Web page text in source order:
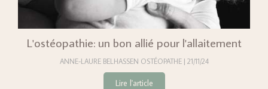
L'ostéopathie: un bon allié pour l'allaitement
ANNE-LAURE BELHASSEN OSTÉOPATHE 21/11/24
Lire l'article